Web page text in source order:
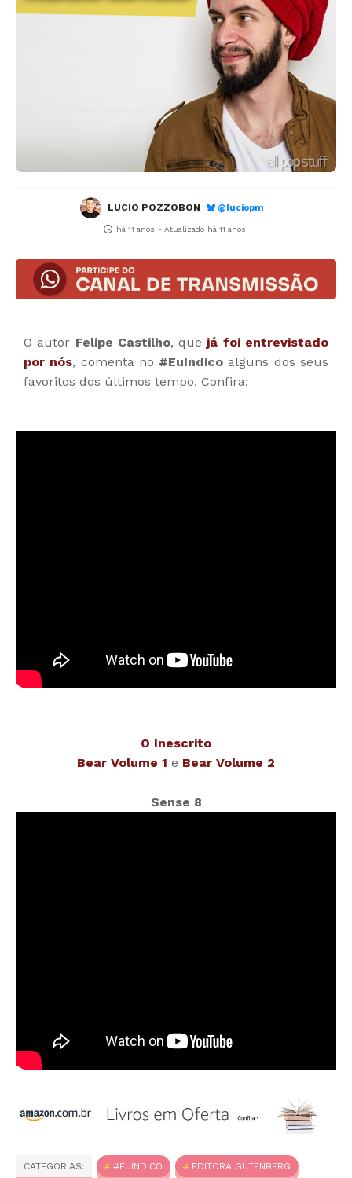
LUCIO POZZOBON @luciopm
há 11 anos - Atualizado há 11 anos
O autor Felipe Castilho, que já foi entrevistado
por nós, comenta no #EuIndico alguns dos seus
favoritos dos últimos tempo. Confira:
O Inescrito
Bear Volume 1 e Bear Volume 2
Sense 8
CATEGORIAS: #EUINDICO EDITORA GUTENBERG